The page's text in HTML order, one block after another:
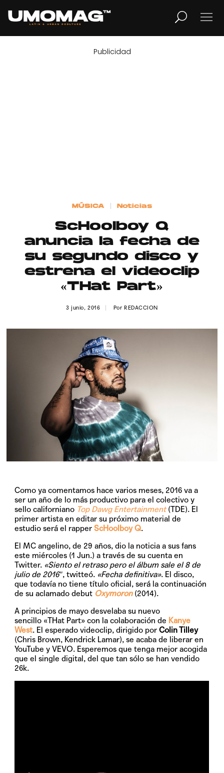
LIFESTYLE
Contacto
Aviso Legal
© 2015-2022 UMOMAG. PROPIEDAD DE UMO agency. TODOS LOS
DERECHOS RESERVADOS.
Publicidad
MÚSICA Noticias
ScHoolboy Q
anuncia la fecha de
su segundo disco y
estrena el videoclip
«THat Part»
3 junio, 2016 Por REDACCION
Como ya comentamos hace varios meses, 2016 va a
ser un año de lo más productivo para el colectivo y
sello californiano Top Dawg Entertainment(TDE). El
primer artista en editar su próximo material de
estudio será el rapperScHoolboy Q.
El MC angelino, de 29 años, dio la noticia a sus fans
este miércoles (1 Jun.) a través de su cuenta en
Twitter. «Siento el retraso pero el álbum sale el 8 de
julio de 2016″, twitteó. «Fecha definitiva». El disco,
que todavía no tiene título oficial, será la continuación
de su aclamado debut Oxymoron (2014).
A principios de mayo desvelaba su nuevo
sencillo «THat Part» con la colaboración de Kanye
West. El esperado videoclip, dirigido por Colin Tilley
(Chris Brown, Kendrick Lamar), se acaba de liberar en
YouTube y VEVO. Esperemos que tenga mejor acogida
que el single digital, del que tan sólo se han vendido
26k.